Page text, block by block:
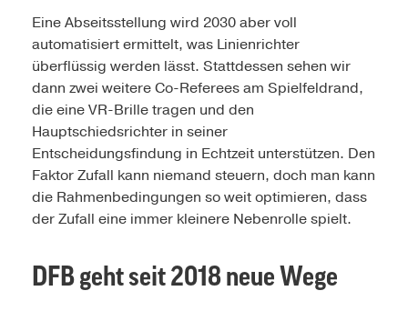
Eine Abseitsstellung wird 2030 aber voll
automatisiert ermittelt, was Linienrichter
überflüssig werden lässt. Stattdessen sehen wir
dann zwei weitere Co-Referees am Spielfeldrand,
die eine VR-Brille tragen und den
Hauptschiedsrichter in seiner
Entscheidungsfindung in Echtzeit unterstützen. Den
Faktor Zufall kann niemand steuern, doch man kann
die Rahmenbedingungen so weit optimieren, dass
der Zufall eine immer kleinere Nebenrolle spielt.
DFB geht seit 2018 neue Wege